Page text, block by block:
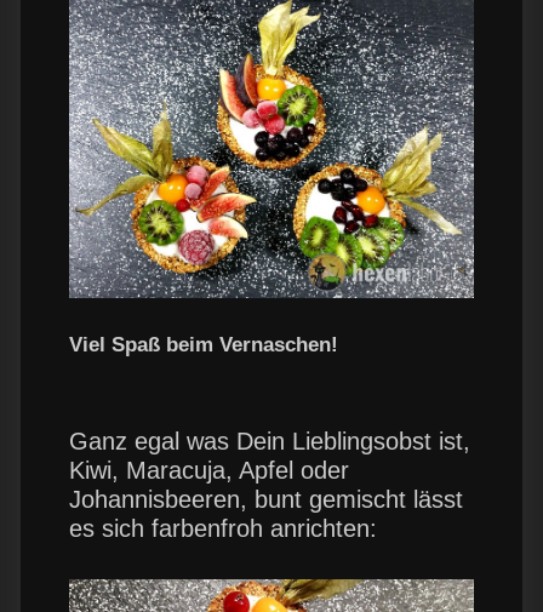
Viel Spaß beim Vernaschen!
Ganz egal was Dein Lieblingsobst ist,
Kiwi, Maracuja, Apfel oder
Johannisbeeren, bunt gemischt lässt
es sich farbenfroh anrichten: